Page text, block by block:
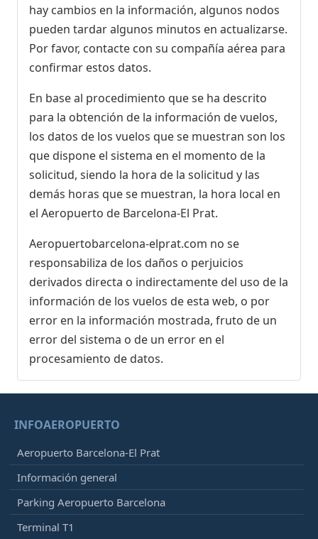
hay cambios en la información, algunos nodos
pueden tardar algunos minutos en actualizarse.
Por favor, contacte con su compañía aérea para
confirmar estos datos.
En base al procedimiento que se ha descrito
para la obtención de la información de vuelos,
los datos de los vuelos que se muestran son los
que dispone el sistema en el momento de la
solicitud, siendo la hora de la solicitud y las
demás horas que se muestran, la hora local en
el Aeropuerto de Barcelona-El Prat.
Aeropuertobarcelona-elprat.com no se
responsabiliza de los daños o perjuicios
derivados directa o indirectamente del uso de la
información de los vuelos de esta web, o por
error en la información mostrada, fruto de un
error del sistema o de un error en el
procesamiento de datos.
INFOAEROPUERTO
Aeropuerto Barcelona-El Prat
Información general
Parking Aeropuerto Barcelona
Terminal T1